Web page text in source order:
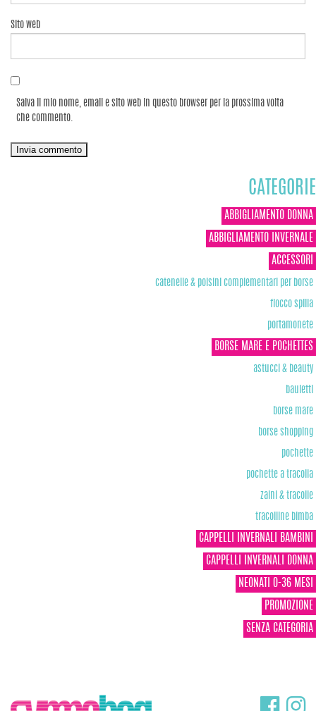
Sito web
Salva il mio nome, email e sito web in questo browser per la prossima volta
che commento.
CATEGORIE
ABBIGLIAMENTO DONNA
ABBIGLIAMENTO INVERNALE
ACCESSORI
catenelle & polsini complementari per borse
fiocco spilla
portamonete
BORSE MARE E POCHETTES
astucci & beauty
bauletti
borse mare
borse shopping
pochette
pochette a tracolla
zaini & tracolle
tracolline bimba
CAPPELLI INVERNALI BAMBINI
CAPPELLI INVERNALI DONNA
NEONATI 0-36 MESI
PROMOZIONE
SENZA CATEGORIA